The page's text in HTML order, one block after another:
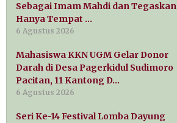
Sebagai Imam Mahdi dan Tegaskan
Hanya Tempat …
6 Agustus 2026
Mahasiswa KKN UGM Gelar Donor
Darah di Desa Pagerkidul Sudimoro
Pacitan, 11 Kantong D…
6 Agustus 2026
Seri Ke-14 Festival Lomba Dayung